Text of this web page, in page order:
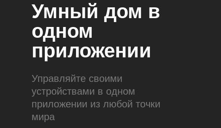
Управляйте своими
устройствами в одном
приложении из любой точки
мира
Умный дом в
одном
приложении